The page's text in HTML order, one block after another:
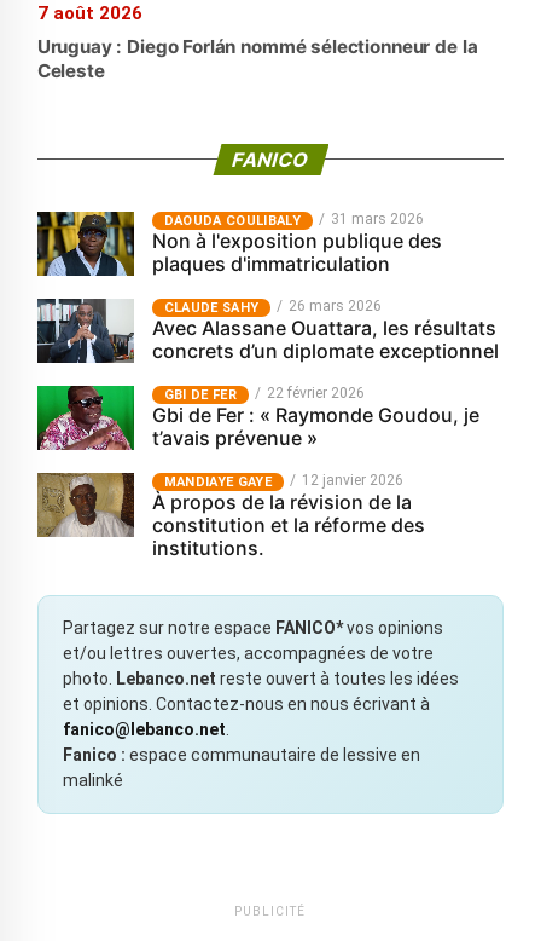
7 août 2026
Uruguay : Diego Forlán nommé sélectionneur de la
Celeste
FANICO
‎DAOUDA COULIBALY 31 mars 2026
Non à l'exposition publique des
plaques d'immatriculation
CLAUDE SAHY 26 mars 2026
Avec Alassane Ouattara, les résultats
concrets d’un diplomate exceptionnel
GBI DE FER 22 février 2026
Gbi de Fer : « Raymonde Goudou, je
t’avais prévenue »
MANDIAYE GAYE 12 janvier 2026
À propos de la révision de la
constitution et la réforme des
institutions.
Partagez sur notre espace FANICO*vos opinions
et/ou lettres ouvertes, accompagnées de votre
photo.
Lebanco.net reste ouvert à toutes les idées
et opinions. Contactez-nous en nous écrivant à
fanico@lebanco.net
Fanico : espace communautaire de lessive en
malinké
PUBLICITÉ